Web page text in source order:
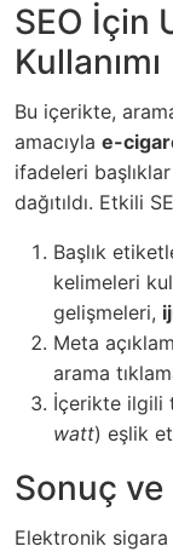
SEO İçin
Kullanımı
Bu içerikte,
amacıyla e-
ifadeleri
dağıtıldı. Etkili
Başlık
kelimeleri
gelişmeleri,
Meta
arama
İçerikte ilgili
watt) eşlik
Sonuç ve
Elektronik